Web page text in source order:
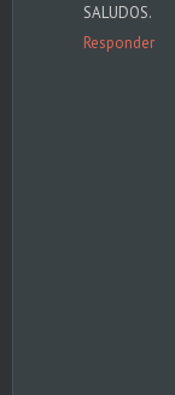
SALUDOS.
Responder